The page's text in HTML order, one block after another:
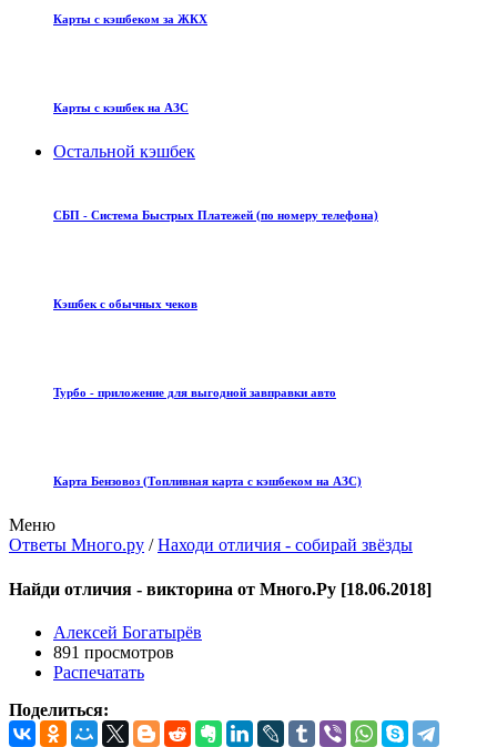
Карты с кэшбеком за ЖКХ
Карты с кэшбек на АЗС
Остальной кэшбек
СБП - Система Быстрых Платежей (по номеру телефона)
Кэшбек с обычных чеков
Турбо - приложение для выгодной завправки авто
Карта Бензовоз (Топливная карта с кэшбеком на АЗС)
Меню
Ответы Много.ру /Находи отличия - собирай звёзды
Найди отличия - викторина от Много.Ру [18.06.2018]
Алексей Богатырёв
891 просмотров
Распечатать
Поделиться: